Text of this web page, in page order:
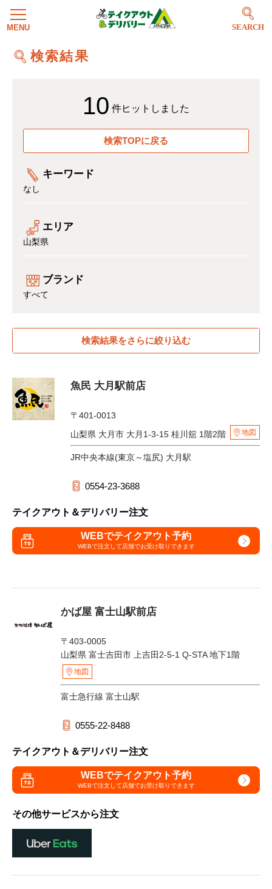
SEARCH
検索結果
10 件ヒットしました
検索TOPに戻る
キーワード
なし
エリア
山梨県
ブランド
すべて
検索結果をさらに絞り込む
魚民 大月駅前店
〒401-0013
山梨県 大月市 大月1-3-15 桂川舘 1階2階
地図
JR中央本線(東京～塩尻) 大月駅
0554-23-3688
テイクアウト＆デリバリー注文
WEBでテイクアウト予約
WEBで注文して店舗でお受け取りできます
かば屋 富士山駅前店
〒403-0005
山梨県 富士吉田市 上吉田2-5-1 Q-STA 地下1階
地図
富士急行線 富士山駅
0555-22-8488
テイクアウト＆デリバリー注文
WEBでテイクアウト予約
WEBで注文して店舗でお受け取りできます
その他サービスから注文